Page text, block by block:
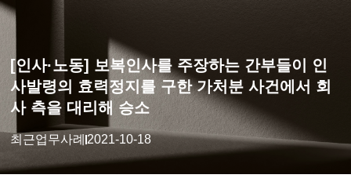
[인사·노동] 보복인사를 주장하는 간부들이 인
사발령의 효력정지를 구한 가처분 사건에서 회
사 측을 대리해 승소
최근업무사례 2021-10-18